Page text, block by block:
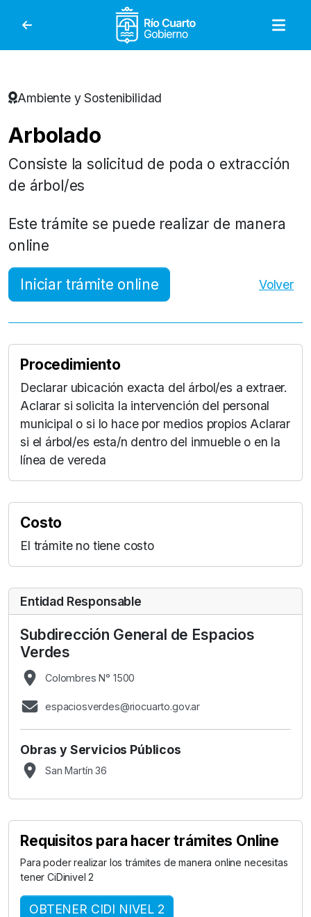
Gobierno de Río
Ambiente y Sostenibilidad
Arbolado
Consiste la solicitud de poda o extracción
de árbol/es
Este trámite se puede realizar de manera
online
Iniciar trámite online Volver
Procedimiento
Declarar ubicación exacta del árbol/es a extraer.
Aclarar si solicita la intervención del personal
municipal o si lo hace por medios propios Aclarar
si el árbol/es esta/n dentro del inmueble o en la
línea de vereda
Costo
El trámite no tiene costo
Entidad Responsable
Subdirección General de Espacios
Verdes
Colombres N° 1500
espaciosverdes@riocuarto.gov.ar
Obras y Servicios Públicos
San Martín 36
Requisitos para hacer trámites Online
Para poder realizar los trámites de manera online necesitas
tener CiDinivel 2
OBTENER CIDI NIVEL 2